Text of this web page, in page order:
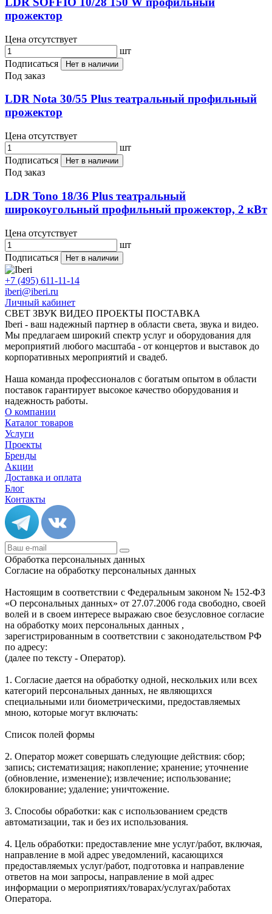
прожектор
Цена отсутствует
шт
Подписаться
Нет в наличии
Под заказ
LDR Nota 30/55 Plus театральный профильный
прожектор
Цена отсутствует
шт
Подписаться
Нет в наличии
Под заказ
LDR Tono 18/36 Plus театральный
широкоугольный профильный прожектор, 2 кВт
Цена отсутствует
шт
Подписаться
Нет в наличии
+7 (495) 611-11-14
iberi@iberi.ru
Личный кабинет
СВЕТ ЗВУК ВИДЕО ПРОЕКТЫ ПОСТАВКА
Iberi - ваш надежный партнер в области света, звука и видео.
Мы предлагаем широкий спектр услуг и оборудования для
мероприятий любого масштаба - от концертов и выставок до
корпоративных мероприятий и свадеб.
Наша команда профессионалов с богатым опытом в области
поставок гарантирует высокое качество оборудования и
надежность работы.
О компании
Каталог товаров
Услуги
Проекты
Бренды
Акции
Доставка и оплата
Блог
Контакты
Обработка персональных данных
Согласие на обработку персональных данных
Настоящим в соответствии с Федеральным законом № 152-ФЗ
«О персональных данных» от 27.07.2006 года свободно, своей
волей и в своем интересе выражаю свое безусловное согласие
на обработку моих персональных данных ,
зарегистрированным в соответствии с законодательством РФ
по адресу:
(далее по тексту - Оператор).
1. Согласие дается на обработку одной, нескольких или всех
категорий персональных данных, не являющихся
специальными или биометрическими, предоставляемых
мною, которые могут включать:
Список полей формы
2. Оператор может совершать следующие действия: сбор;
запись; систематизация; накопление; хранение; уточнение
(обновление, изменение); извлечение; использование;
блокирование; удаление; уничтожение.
3. Способы обработки: как с использованием средств
автоматизации, так и без их использования.
4. Цель обработки: предоставление мне услуг/работ, включая,
направление в мой адрес уведомлений, касающихся
предоставляемых услуг/работ, подготовка и направление
ответов на мои запросы, направление в мой адрес
информации о мероприятиях/товарах/услугах/работах
Оператора.